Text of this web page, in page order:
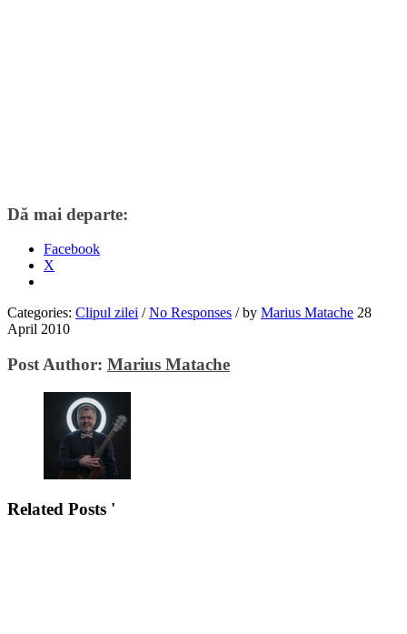
Dă mai departe:
Facebook
X
Categories: Clipul zilei / No Responses /by Marius Matache 28
April 2010
Post Author: Marius Matache
Related Posts '